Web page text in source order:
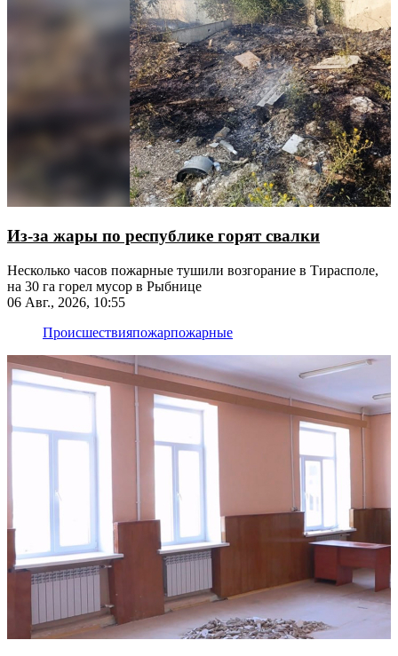
Из-за жары по республике горят свалки
Несколько часов пожарные тушили возгорание в Тирасполе,
на 30 га горел мусор в Рыбнице
06 Авг., 2026, 10:55
Происшествияпожарпожарные